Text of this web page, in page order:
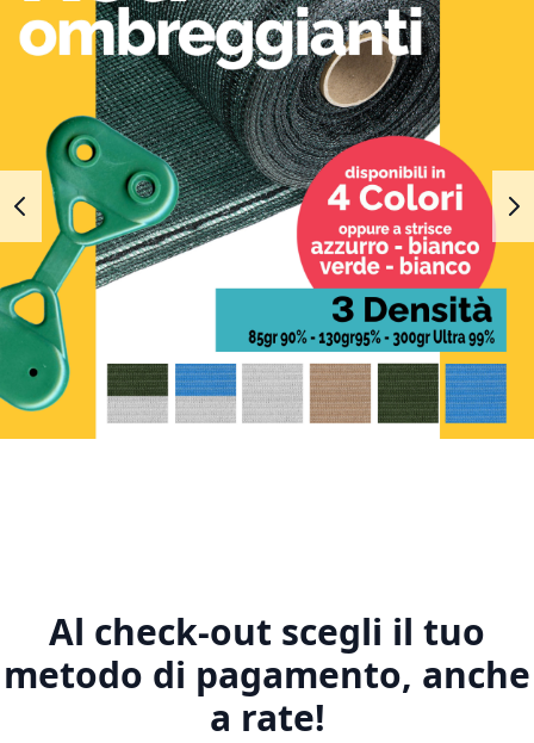
Al check-out scegli il tuo
metodo di pagamento, anche
a rate!